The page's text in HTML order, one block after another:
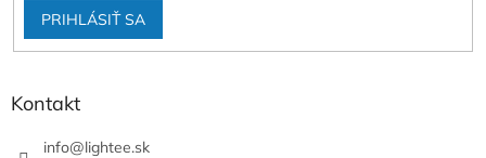
PRIHLÁSIŤ SA
Kontakt
info@lightee.sk